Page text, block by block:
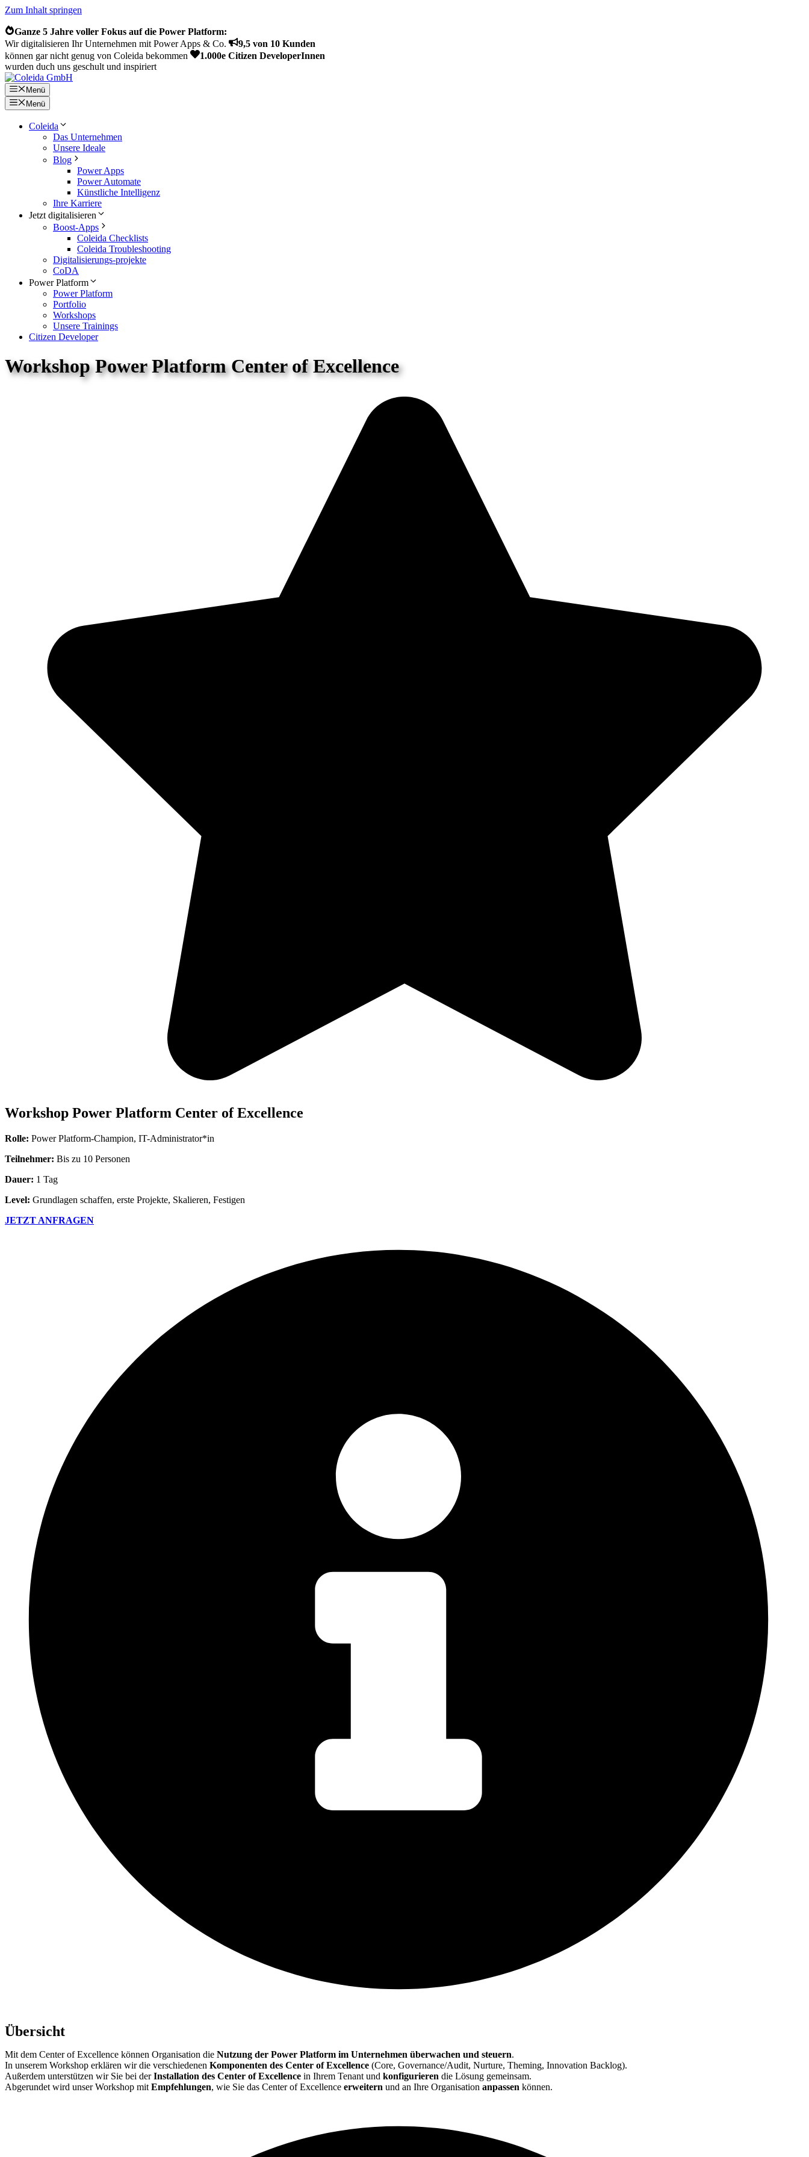
Zum Inhalt springen
Ganze 5 Jahre voller Fokus auf die Power Platform:
Wir digitalisieren Ihr Unternehmen mit Power Apps & Co.
9,5 von 10 Kunden
können gar nicht genug von Coleida bekommen
1.000e Citizen DeveloperInnen
wurden duch uns geschult und inspiriert
Menü
Menü
Coleida
Das Unternehmen
Unsere Ideale
Blog
Power Apps
Power Automate
Künstliche Intelligenz
Ihre Karriere
Jetzt digitalisieren
Boost-Apps
Coleida Checklists
Coleida Troubleshooting
Digitalisierungs-projekte
CoDA
Power Platform
Power Platform
Portfolio
Workshops
Unsere Trainings
Citizen Developer
Workshop Power Platform Center of Excellence
Workshop Power Platform Center of Excellence
Rolle: Power Platform-Champion, IT-Administrator*in
Teilnehmer: Bis zu 10 Personen
Dauer: 1 Tag
Level: Grundlagen schaffen, erste Projekte, Skalieren, Festigen
JETZT ANFRAGEN
Übersicht
Mit dem Center of Excellence können Organisation die Nutzung der Power Platform im Unternehmen überwachen und steuern.
In unserem Workshop erklären wir die verschiedenen Komponenten des Center of Excellence (Core, Governance/Audit, Nurture, Theming, Innovation Backlog).
Außerdem unterstützen wir Sie bei derInstallation des Center of Excellence in Ihrem Tenant und konfigurieren die Lösung gemeinsam.
Abgerundet wird unser Workshop mit Empfehlungen, wie Sie das Center of Excellence erweitern und an Ihre Organisation anpassen können.